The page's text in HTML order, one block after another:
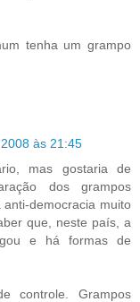
tenha um grampo
às 21:45
mas gostaria de
dos grampos
democracia muito
que, neste país, a
e há formas de
controle. Grampos